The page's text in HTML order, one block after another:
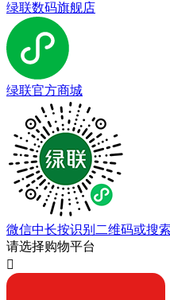
绿联数码旗舰店
绿联官方商城
微信中长按识别二维码或搜
请选择购物平台
